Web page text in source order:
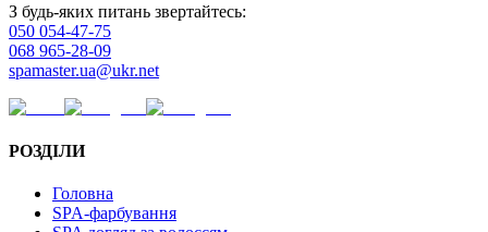
З будь-яких питань звертайтесь:
050 054-47-75
068 965-28-09
spamaster.ua@ukr.net
РОЗДІЛИ
Головна
SPA-фарбування